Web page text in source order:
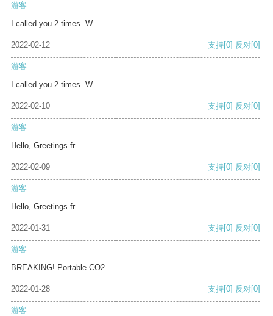
游客
I called you 2 times. W
2022-02-12 支持[0] 反对[0]
游客
I called you 2 times. W
2022-02-10 支持[0] 反对[0]
游客
Hello, Greetings fr
2022-02-09 支持[0] 反对[0]
游客
Hello, Greetings fr
2022-01-31 支持[0] 反对[0]
游客
BREAKING! Portable CO2
2022-01-28 支持[0] 反对[0]
游客